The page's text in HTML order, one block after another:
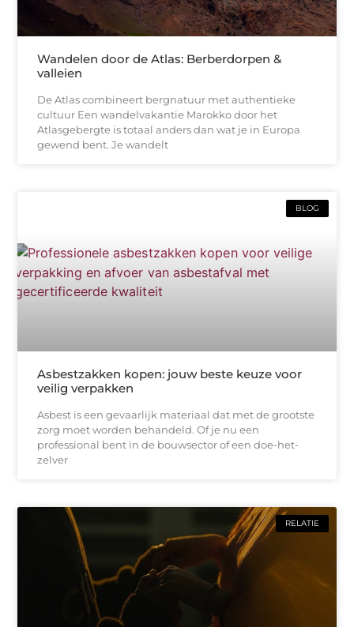
Wandelen door de Atlas: Berberdorpen &
valleien
De Atlas combineert bergnatuur met authentieke
cultuur Een wandelvakantie Marokko door het
Atlasgebergte is totaal anders dan wat je in Europa
gewend bent. Je wandelt
BLOG
Asbestzakken kopen: jouw beste keuze voor
veilig verpakken
Asbest is een gevaarlijk materiaal dat met de grootste
zorg moet worden behandeld. Of je nu een
professional bent in de bouwsector of een doe-het-
zelver
RELATIE